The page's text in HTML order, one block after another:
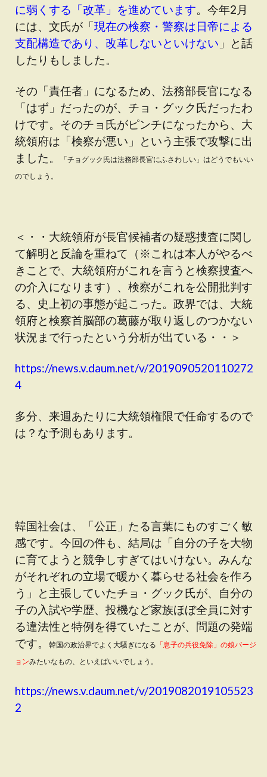
に弱くする「改革」を進めています。今年2月
には、文氏が「現在の検察・警察は日帝による
支配構造であり、改革しないといけない 」と話
したりもしました。
その「責任者」になるため、法務部長官になる
「はず」だったのが、チョ・グック氏だったわ
けです。そのチョ氏がピンチになったから、大
統領府は「検察が悪い」という主張で攻撃に出
ました。
「チョグック氏は法務部長官にふさわしい」はどうでもいい
のでしょう。
＜・・大統領府が長官候補者の疑惑捜査に関し
て解明と反論を重ねて（※これは本人がやるべ
きことで、大統領府がこれを言うと検察捜査へ
の介入になります）、検察がこれを公開批判す
る、史上初の事態が起こった。政界では、大統
領府と検察首脳部の葛藤が取り返しのつかない
状況まで行ったという分析が出ている・・＞
https://news.v.daum.net/v/2019090520110272
4
多分、来週あたりに大統領権限で任命するので
は？な予測もあります。
韓国社会は、「公正」たる言葉にものすごく敏
感です。今回の件も、結局は「自分の子を大物
に育てようと競争しすぎてはいけない。みんな
がそれぞれの立場で暖かく暮らせる社会を作ろ
う」と主張していたチョ・グック氏が、自分の
子の入試や学歴、投機など家族ほぼ全員に対す
る違法性と特例を得ていたことが、問題の発端
です。
韓国の政治界でよく大騒ぎになる 「息子の兵役免除」の娘バージ
ョンみたいなもの、といえばいいでしょう。
https://news.v.daum.net/v/2019082019105523
2